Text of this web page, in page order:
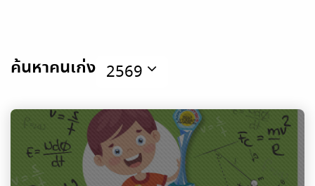
ค้นหาคนเก่ง 2569